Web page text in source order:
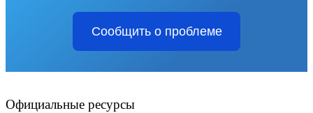
Сообщить о проблеме
Официальные ресурсы